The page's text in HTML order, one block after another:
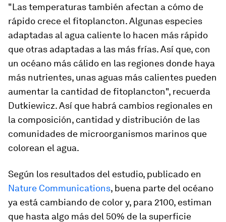
"Las temperaturas también afectan a cómo de
rápido crece el fitoplancton. Algunas especies
adaptadas al agua caliente lo hacen más rápido
que otras adaptadas a las más frías. Así que, con
un océano más cálido en las regiones donde haya
más nutrientes, unas aguas más calientes pueden
aumentar la cantidad de fitoplancton", recuerda
Dutkiewicz. Así que habrá cambios regionales en
la composición, cantidad y distribución de las
comunidades de microorganismos marinos que
colorean el agua.
Según los resultados del estudio, publicado en
Nature Communications, buena parte del océano
ya está cambiando de color y, para 2100, estiman
que hasta algo más del 50% de la superficie